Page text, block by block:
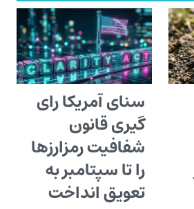
سنای آمریکا رای
گیری قانون
شفافیت رمزارزها
را تا سپتامبر به
تعویق انداخت